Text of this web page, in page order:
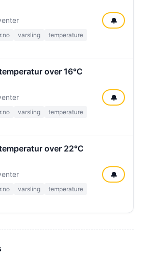
varsling
temperature
🔔
over 16°C
varsling
temperature
🔔
over 22°C
varsling
temperature
🔔